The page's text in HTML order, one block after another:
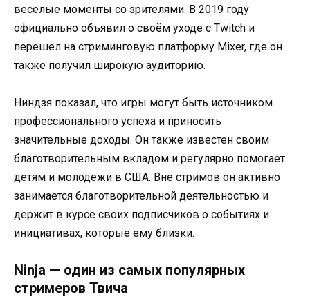
веселые моменты со зрителями. В 2019 году
официально объявил о своём уходе с Twitch и
перешел на стриминговую платформу Mixer, где он
также получил широкую аудиторию.
Ниндзя показал, что игры могут быть источником
профессионального успеха и приносить
значительные доходы. Он также известен своим
благотворительным вкладом и регулярно помогает
детям и молодежи в США. Вне стримов он активно
занимается благотворительной деятельностью и
держит в курсе своих подписчиков о событиях и
инициативах, которые ему близки.
Ninja — один из самых популярных
стримеров Твича